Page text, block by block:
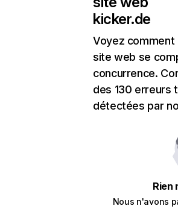
kicker.de
Voyez comment
site web se
concurrence.
des 130 erreurs
détectées par
Rien
Nous n'avons